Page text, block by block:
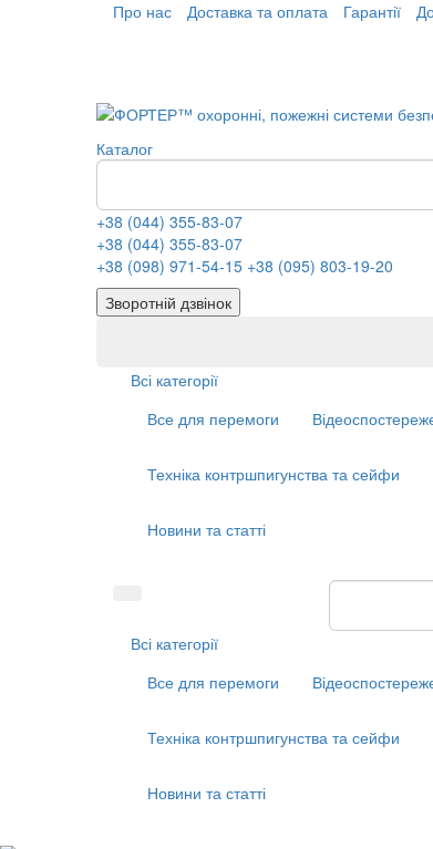
Про нас Доставка та оплата Гарантії
Каталог
+38 (044) 355-83-07
+38 (044) 355-83-07
+38 (098) 971-54-15 +38 (095) 803-19-20
Зворотній дзвінок
Всі категорії
Все для перемоги
Техніка контршпигунства та сейфи
Новини та статті
Всі категорії
Все для перемоги
Техніка контршпигунства та сейфи
Новини та статті